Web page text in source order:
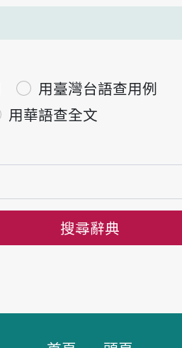
用臺灣台語查用例
用華語查全文
搜尋辭典